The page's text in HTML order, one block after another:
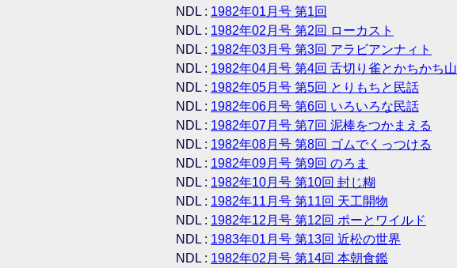
NDL : 1982年01月号 第1回
NDL : 1982年02月号 第2回 ローカスト
NDL : 1982年03月号 第3回 アラビアンナィト
NDL : 1982年04月号 第4回 舌切り雀とかちかち山
NDL : 1982年05月号 第5回 とりもちと民話
NDL : 1982年06月号 第6回 いろいろな民話
NDL : 1982年07月号 第7回 泥棒をつかまえる
NDL : 1982年08月号 第8回 ゴムでくっつける
NDL : 1982年09月号 第9回 のろま
NDL : 1982年10月号 第10回 封じ糊
NDL : 1982年11月号 第11回 天工開物
NDL : 1982年12月号 第12回 ポーとワイルド
NDL : 1983年01月号 第13回 近松の世界
NDL : 1982年02月号 第14回 本朝食鑑